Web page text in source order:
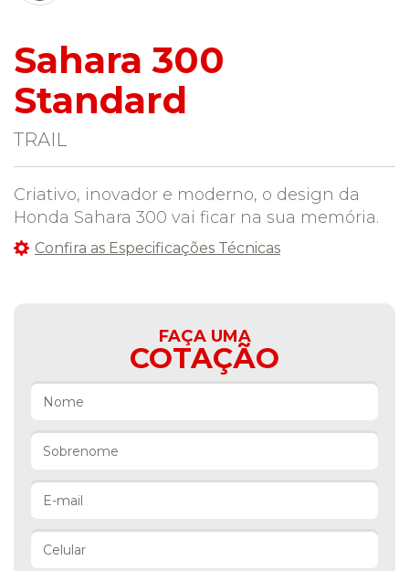
Sahara 300
Standard
TRAIL
Criativo, inovador e moderno, o design da
Honda Sahara 300 vai ficar na sua memória.
Confira as Especificações Técnicas
FAÇA UMA
COTAÇÃO